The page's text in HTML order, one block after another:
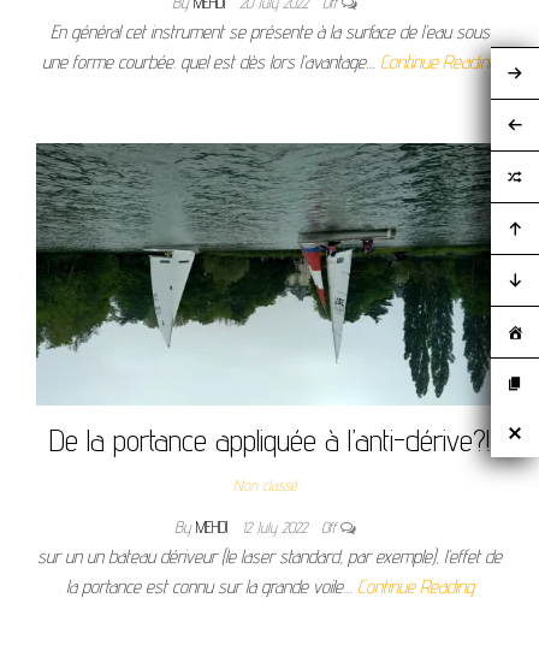
En général cet instrument se présente à la surface de l’eau sous
une forme courbée. quel est dès lors l’avantage… Continue Reading
De la portance appliquée à l’anti-dérive?!
Non classé
By MEHDI 12 July 2022 Off
sur un un bateau dériveur (le laser standard, par exemple), l’effet de
la portance est connu sur la grande voile… Continue Reading